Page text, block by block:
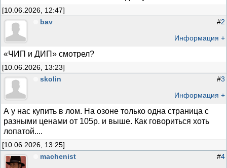
[10.06.2026, 12:47]
bav
#2
Информация +
«ЧИП и ДИП» смотрел?
[10.06.2026, 13:23]
skolin
#3
Информация +
А у нас купить в лом. На озоне только одна страница с
разными ценами от 105р. и выше. Как говориться хоть
лопатой....
[10.06.2026, 13:25]
machenist
#4